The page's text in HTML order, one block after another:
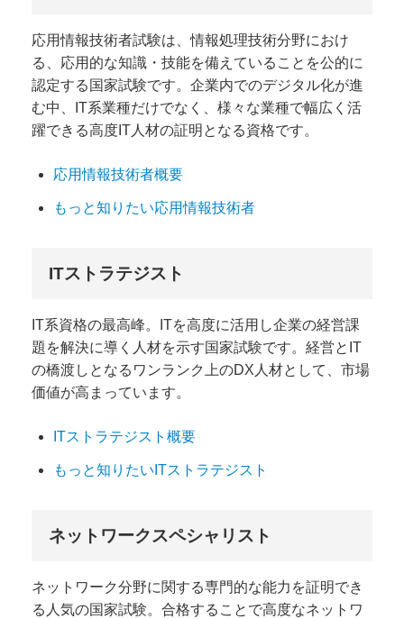
応用情報技術者試験は、情報処理技術分野におけ
る、応用的な知識・技能を備えていることを公的に
認定する国家試験です。企業内でのデジタル化が進
む中、IT系業種だけでなく、様々な業種で幅広く活
躍できる高度IT人材の証明となる資格です。
応用情報技術者概要
もっと知りたい応用情報技術者
ITストラテジスト
IT系資格の最高峰。ITを高度に活用し企業の経営課
題を解決に導く人材を示す国家試験です。経営とIT
の橋渡しとなるワンランク上のDX人材として、市場
価値が高まっています。
ITストラテジスト概要
もっと知りたいITストラテジスト
ネットワークスペシャリスト
ネットワーク分野に関する専門的な能力を証明でき
る人気の国家試験。合格することで高度なネットワ